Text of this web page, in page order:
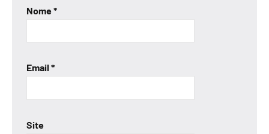
Nome*
Email *
Site